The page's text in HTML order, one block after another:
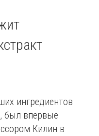
ингредиентов
был впервые
Килин в